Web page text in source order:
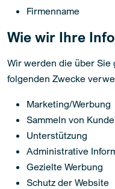
Firmenname
Wie wir Ihre
Wir werden die über Sie
folgenden Zwecke
Marketing/Werbung
Sammeln von
Unterstützung
Administrative
Gezielte Werbung
Schutz der Website